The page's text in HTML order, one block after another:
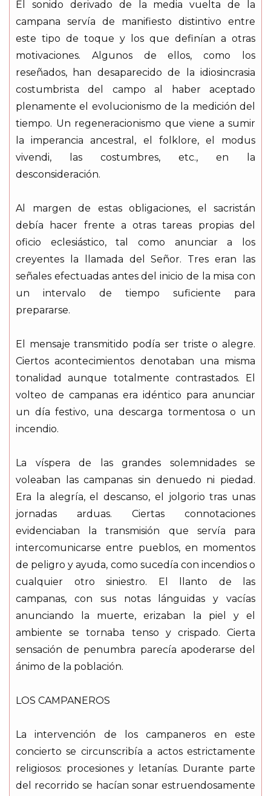
El sonido derivado de la media vuelta de la
campana servía de manifiesto distintivo entre
este tipo de toque y los que definían a otras
motivaciones. Algunos de ellos, como los
reseñados, han desaparecido de la idiosincrasia
costumbrista del campo al haber aceptado
plenamente el evolucionismo de la medición del
tiempo. Un regeneracionismo que viene a sumir
la imperancia ancestral, el folklore, el modus
vivendi, las costumbres, etc., en la
desconsideración.
Al margen de estas obligaciones, el sacristán
debía hacer frente a otras tareas propias del
oficio eclesiástico, tal como anunciar a los
creyentes la llamada del Señor. Tres eran las
señales efectuadas antes del inicio de la misa con
un intervalo de tiempo suficiente para
prepararse.
El mensaje transmitido podía ser triste o alegre.
Ciertos acontecimientos denotaban una misma
tonalidad aunque totalmente contrastados. El
volteo de campanas era idéntico para anunciar
un día festivo, una descarga tormentosa o un
incendio.
La víspera de las grandes solemnidades se
voleaban las campanas sin denuedo ni piedad.
Era la alegría, el descanso, el jolgorio tras unas
jornadas arduas. Ciertas connotaciones
evidenciaban la transmisión que servía para
intercomunicarse entre pueblos, en momentos
de peligro y ayuda, como sucedía con incendios o
cualquier otro siniestro. El llanto de las
campanas, con sus notas lánguidas y vacías
anunciando la muerte, erizaban la piel y el
ambiente se tornaba tenso y crispado. Cierta
sensación de penumbra parecía apoderarse del
ánimo de la población.
LOS CAMPANEROS
La intervención de los campaneros en este
concierto se circunscribía a actos estrictamente
religiosos: procesiones y letanías. Durante parte
del recorrido se hacían sonar estruendosamente